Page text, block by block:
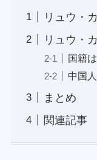
リュウ・
リュウ・
国籍
中国
まとめ
関連記事